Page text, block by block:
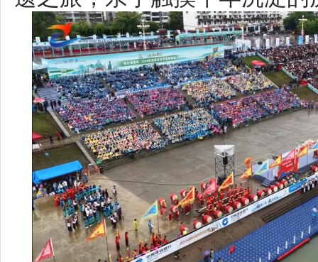
从机场到赛场，湖南正努力
号，都转化为可感知、可参与的